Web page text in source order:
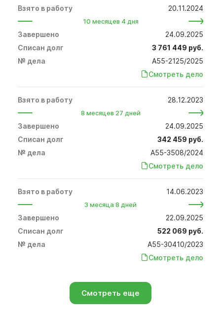
20.11.2024
10 месяцев 4 дня
24.09.2025
3 761 449 руб.
А55-2125/2025
Смотреть дело
28.12.2023
8 месяцев 27 дней
24.09.2025
342 459 руб.
А55-3508/2024
Смотреть дело
14.06.2023
3 месяца 8 дней
22.09.2025
522 069 руб.
А55-30410/2023
Смотреть дело
Смотреть еще